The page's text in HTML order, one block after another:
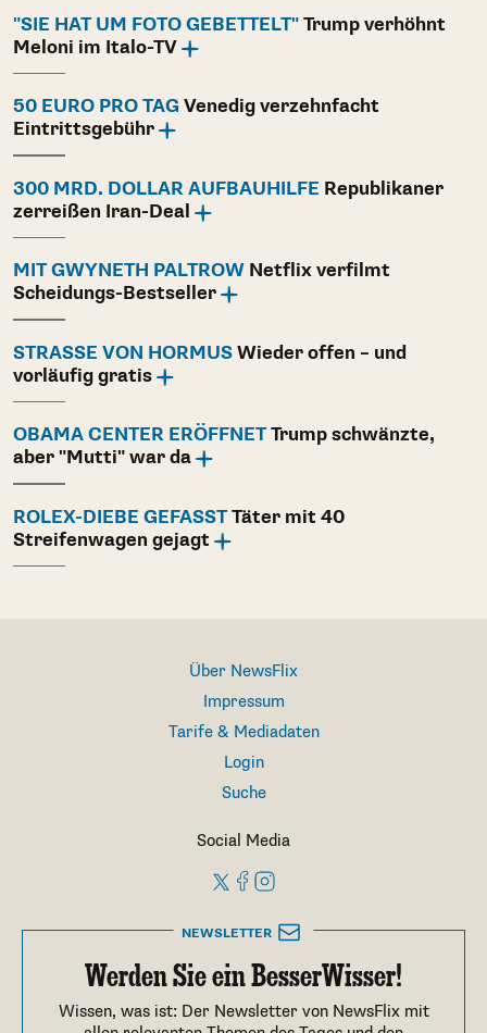
"SIE HAT UM FOTO GEBETTELT" Trump verhöhnt
Meloni im Italo-TV
50 EURO PRO TAG Venedig verzehnfacht
Eintrittsgebühr
300 MRD. DOLLAR AUFBAUHILFE Republikaner
zerreißen Iran-Deal
MIT GWYNETH PALTROW Netflix verfilmt
Scheidungs-Bestseller
STRASSE VON HORMUS
Wieder offen – und
vorläufig gratis
OBAMA CENTER ERÖFFNETTrump schwänzte,
aber "Mutti" war da
ROLEX-DIEBE GEFASSTTäter mit 40
Streifenwagen gejagt
Über NewsFlix
Impressum
Tarife & Mediadaten
Login
Suche
Social Media
NEWSLETTER
Werden Sie ein BesserWisser!
Wissen, was ist: Der Newsletter von NewsFlix mit